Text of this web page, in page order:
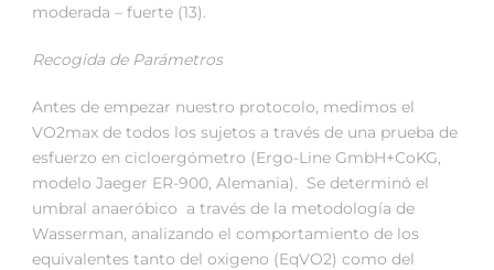
moderada – fuerte (13).
Recogida de Parámetros
Antes de empezar nuestro protocolo, medimos el
VO2max de todos los sujetos a través de una prueba de
esfuerzo en cicloergómetro (Ergo-Line GmbH+CoKG,
modelo Jaeger ER-900, Alemania). Se determinó el
umbral anaeróbico a través de la metodología de
Wasserman, analizando el comportamiento de los
equivalentes tanto del oxigeno (EqVO2) como del